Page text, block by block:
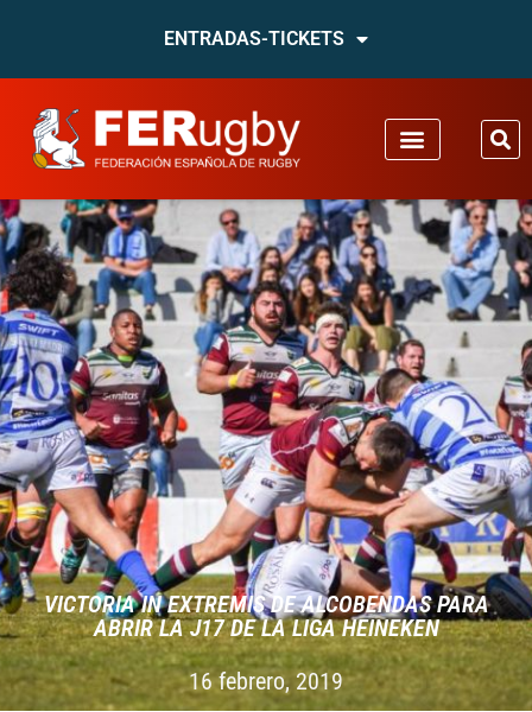
ENTRADAS-TICKETS
VICTORIA IN EXTREMIS DE ALCOBENDAS PARA
ABRIR LA J17 DE LA LIGA HEINEKEN
16 febrero, 2019